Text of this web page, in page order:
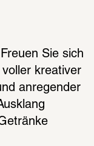
Sie sich
kreativer
anregender